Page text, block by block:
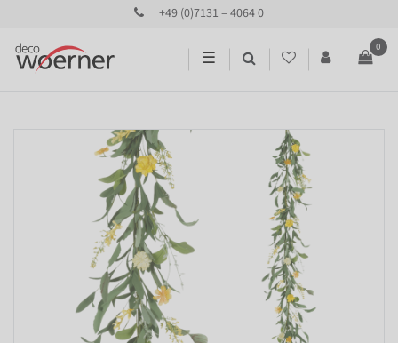
+49 (0)7131 – 4064 0
☰
0